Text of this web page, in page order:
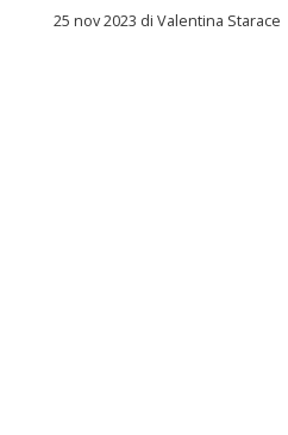
25 nov 2023 di Valentina Starace